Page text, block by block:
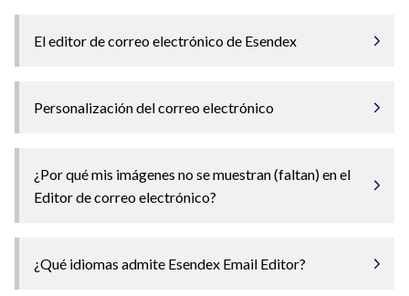
El editor de correo electrónico de Esendex
Personalización del correo electrónico
¿Por qué mis imágenes no se muestran (faltan) en el
Editor de correo electrónico?
¿Qué idiomas admite Esendex Email Editor?